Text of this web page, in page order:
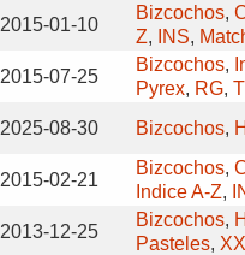
2015-01-10
Bizcochos,
Z, INS,
2015-07-25
Bizcochos,
Pyrex, RG,
2025-08-30 Bizcochos,
2015-02-21
Bizcochos,
Indice A-Z,
2013-12-25
Bizcochos,
Pasteles,